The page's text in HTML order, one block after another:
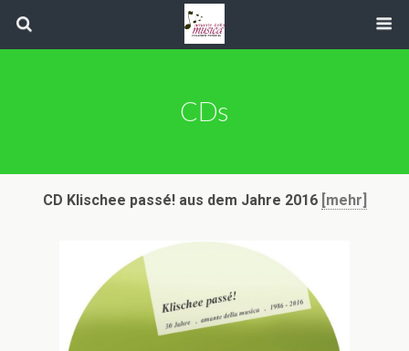
CDs
CD Klischee passé! aus dem Jahre 2016 [mehr]